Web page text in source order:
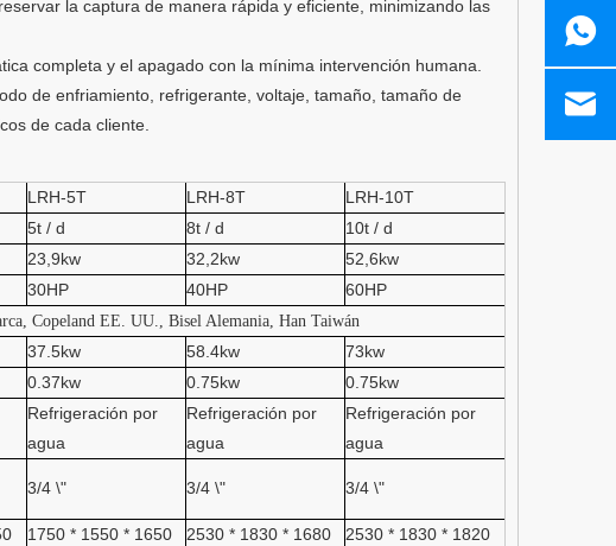
la captura de manera rápida y eficiente, minimizando las
completa y el apagado con la mínima intervención humana.
de enfriamiento, refrigerante, voltaje, tamaño, tamaño de
de cada cliente.
LRH-5T LRH-8T
LRH-10T
5t / d 8t / d
10t / d
23,9kw 32,2kw
52,6kw
30HP 40HP 60HP
Copeland EE. UU., Bisel Alemania, Han Taiwán
37.5kw 58.4kw
73kw
0.37kw 0.75kw 0.75kw
Refrigeración por
agua
Refrigeración por
agua
Refrigeración por
agua
3/4 \" 3/4 \" 3/4 \"
1750 * 1550 * 1650 2530 * 1830 * 1680
2530 * 1830 * 1820